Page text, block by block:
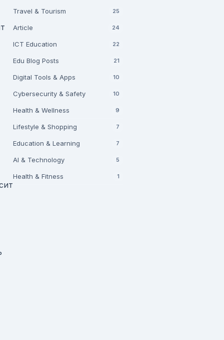
Travel & Tourism 25
Article 24
ICT Education 22
Edu Blog Posts 21
Digital Tools & Apps 10
Cybersecurity & Safety 10
Health & Wellness 9
Lifestyle & Shopping 7
Education & Learning 7
AI & Technology 5
Health & Fitness 1